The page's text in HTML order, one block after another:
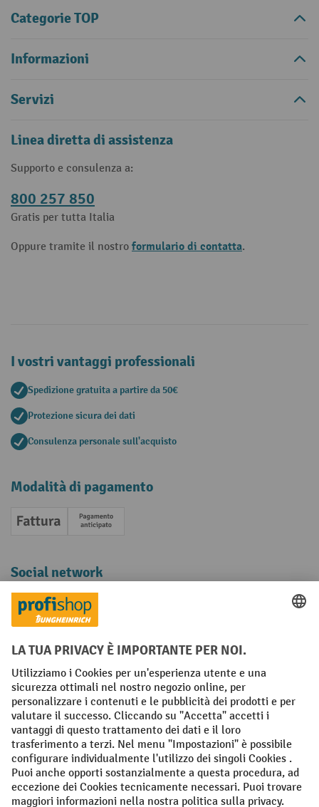
Categorie TOP
Informazioni
Servizi
Linea diretta di assistenza
Supporto e consulenza a:
800 257 850
Gratis per tutta Italia
Oppure tramite il nostro formulario di contatta.
I vostri vantaggi professionali
Spedizione gratuita a partire da 50€
Protezione sicura dei dati
Consulenza personale sull'acquisto
Modalità di pagamento
Fattura Pagamento anticipato
Social network
Facebook
YouTube
LinkedInInstagram
Condizioni Generali di Vendita
Dichiarazione di protezione dei dati Impronta
Impostazioni sulla privacy
All prices excl. VAT plusshipping costsand possible delivery charges,
if not stated otherwise.
¹ Lo sconto è valido fino a esaurimento scorte. Lo sconto non si applica